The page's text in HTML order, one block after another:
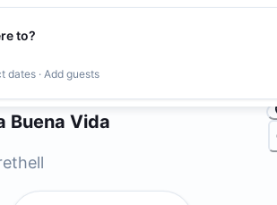
to?
dates · Add guests
Buena Vida